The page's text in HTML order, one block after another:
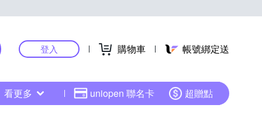
登入 購物車 帳號綁定送
看更多 uniopen 聯名卡 超贈點